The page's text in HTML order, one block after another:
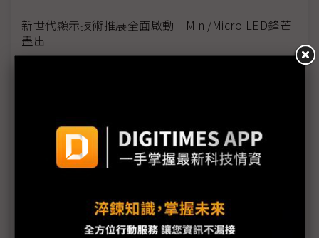
新世代顯示技術推展全面啟動 Mini/Micro LED鋒芒
盡出
延伸創新場域應用 面板不再只是面板
康寧在台20年 Touch Taiwan特展登場